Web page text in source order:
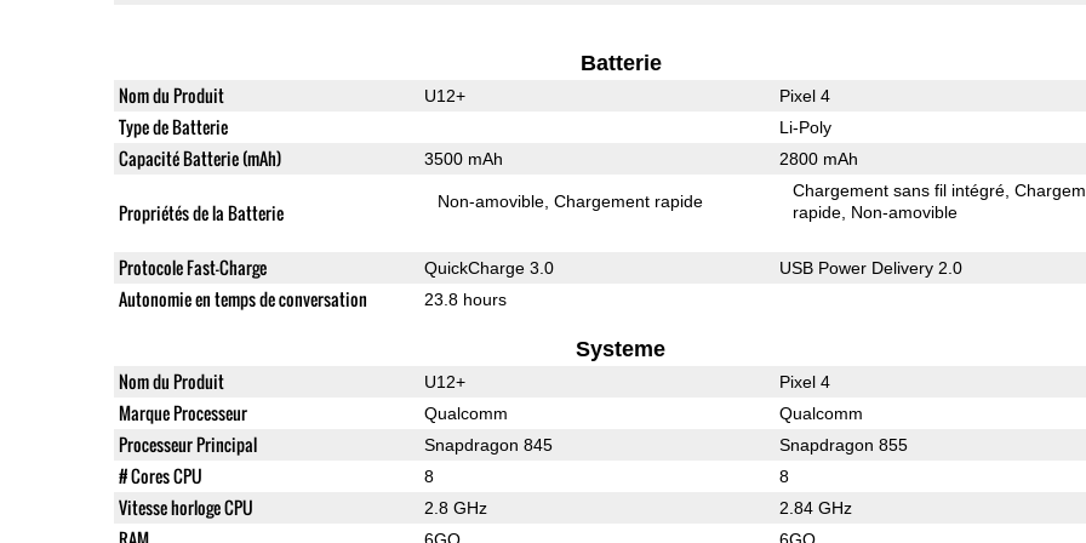
Batterie
Nom du Produit U12+ Pixel 4
Type de Batterie Li-Poly
Capacité Batterie (mAh) 3500 mAh 2800 mAh
Propriétés de la Batterie Non-amovible Chargement rapide
Chargement sans fil intégré
rapide Non-amovible
Protocole Fast-Charge QuickCharge 3.0 USB Power Delivery 2.0
Autonomie en temps de conversation 23.8 hours
Systeme
Nom du Produit U12+ Pixel 4
Marque Processeur Qualcomm Qualcomm
Processeur Principal Snapdragon 845 Snapdragon 855
# Cores CPU 8 8
Vitesse horloge CPU 2.8 GHz 2.84 GHz
6GO 6GO